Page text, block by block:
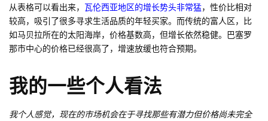
从表格可以看出来， 瓦伦西亚地区的增长势头非常猛，性价比相对
较高，吸引了很多寻求生活品质的年轻买家。而传统的富人区，比
如马贝拉所在的太阳海岸，价格基数高，但增长依然稳健。巴塞罗
那市中心的价格已经很高了，增速放缓也符合预期。
我的一些个人看法
我个人感觉，现在的市场机会在于寻找那些有潜力但价格尚未完全